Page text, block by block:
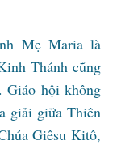
Mẹ Maria là
Thánh cũng
Giáo hội không
giải giữa Thiên
Giêsu Kitô,